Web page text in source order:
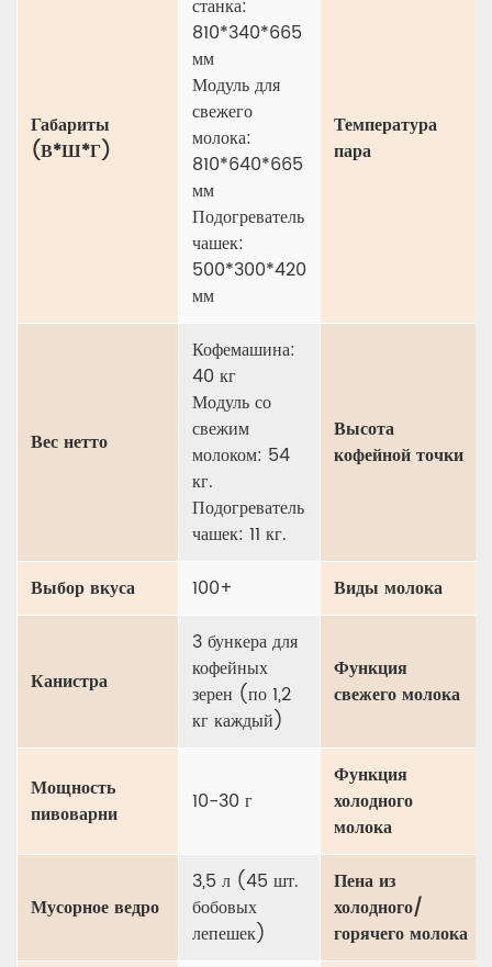
Габариты
(В*Ш*Г)
станка:
810*340*665
мм
Модуль для
свежего
молока:
810*640*665
мм
Подогреватель
чашек:
500*300*420
мм
Температура
пара
Вес нетто
Кофемашина:
40 кг
Модуль со
свежим
молоком: 54
кг.
Подогреватель
чашек: 11 кг.
Высота
кофейной точки
Выбор вкуса 100+ Виды молока
Канистра
3 бункера для
кофейных
зерен (по 1,2
кг каждый)
Функция
свежего молока
Мощность
пивоварни
10-30 г
Функция
холодного
молока
Мусорное ведро
3,5 л (45 шт.
бобовых
лепешек)
Пена из
холодного/
горячего молока